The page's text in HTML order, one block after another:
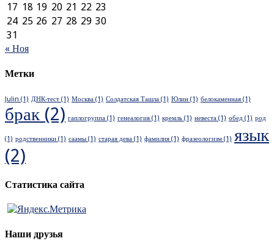
17 18 19 20 21 22 23
24 25 26 27 28 29 30
31
« Ноя
Метки
Julin (1) ДНК-тест (1) Москва (1) Солдатская Ташла (1) Юлин (1) белокаменная (1)
брак (2) гаплогруппа (1) генеалогия (1) кремль (1) невеста (1) обед (1) род
(1) родственники (1) саамы (1) старая дева (1) фамилия (1) фразеологизм (1) язык
(2)
Статистика сайта
Наши друзья